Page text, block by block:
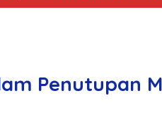
Penutupan